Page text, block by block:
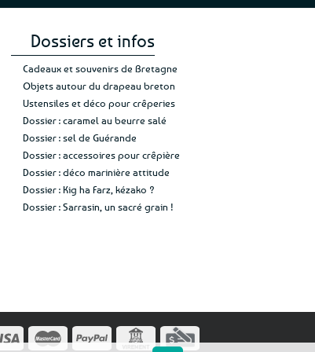
Dossiers et infos
Cadeaux et souvenirs de Bretagne
Objets autour du drapeau breton
Ustensiles et déco pour crêperies
Dossier : caramel au beurre salé
Dossier : sel de Guérande
Dossier : accessoires pour crêpière
Dossier : déco marinière attitude
Dossier : Kig ha Farz, kézako ?
Dossier : Sarrasin, un sacré grain !